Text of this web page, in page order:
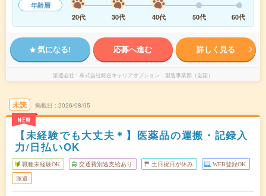
年齢層
20代
30代 40代 50代 60代
気になる! 応募へ進む 詳しく見る
派遣会社 株式会社綜合キャリアオプション 製造事業部（全国）
未読
NEW
掲載日 2026/08/05
【未経験でも大丈夫＊】医薬品の運搬・記録入
力/日払いOK
職種未経験OK 交通費別途支給あり 土日祝日が休み WEB登録OK
派遣